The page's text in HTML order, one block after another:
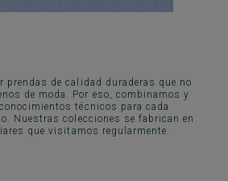
prendas de calidad duraderas que no
de moda. Por eso, combinamos y
técnicos para cada
Nuestras colecciones se fabrican en
que visitamos regularmente.